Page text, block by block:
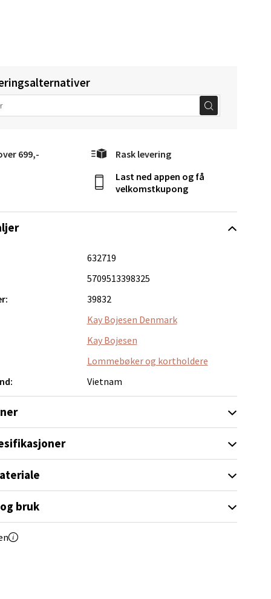
699,- Rask levering
Last ned appen og få
velkomstkupong
632719
5709513398325
39832
Kay Bojesen Denmark
Kay Bojesen
Lommebøker og kortholdere
Vietnam
bruk